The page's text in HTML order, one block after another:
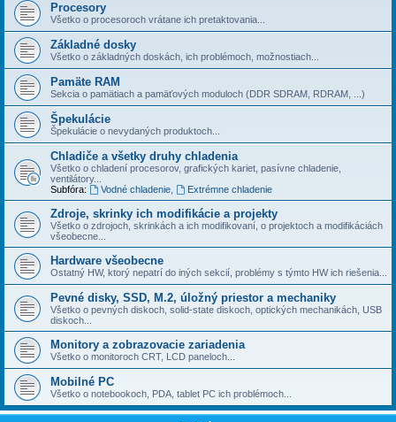
Procesory
Všetko o procesoroch vrátane ich pretaktovania...
Základné dosky
Všetko o základných doskách, ich problémoch, možnostiach...
Pamäte RAM
Sekcia o pamätiach a pamäťových moduloch (DDR SDRAM, RDRAM, ...)
Špekulácie
Špekulácie o nevydaných produktoch...
Chladiče a všetky druhy chladenia
Všetko o chladení procesorov, grafických kariet, pasí­vne chladenie,
ventilátory...
Subfóra:
Vodné chladenie, Extrémne chladenie
Zdroje, skrinky ich modifikácie a projekty
Všetko o zdrojoch, skrinkách a ich modifikovaní, o projektoch a modifikáciách
všeobecne...
Hardware všeobecne
Ostatný HW, ktorý nepatrí do iných sekcií­, problémy s týmto HW ich riešenia...
Pevné disky, SSD, M.2, úložný priestor a mechaniky
Všetko o pevných diskoch, solid-state diskoch, optických mechanikách, USB
diskoch...
Monitory a zobrazovacie zariadenia
Všetko o monitoroch CRT, LCD paneloch...
Mobilné PC
Všetko o notebookoch, PDA, tablet PC ich problémoch...